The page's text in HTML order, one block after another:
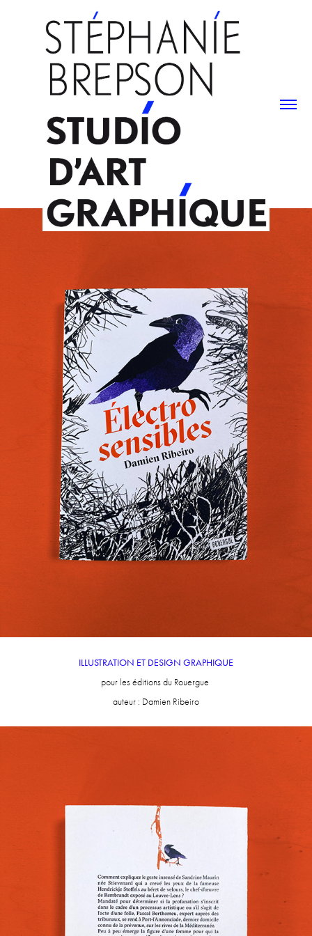
ILLUSTRATION ET DESIGN GRAPHIQUE
pour les éditions du Rouergue
auteur : Damien Ribeiro